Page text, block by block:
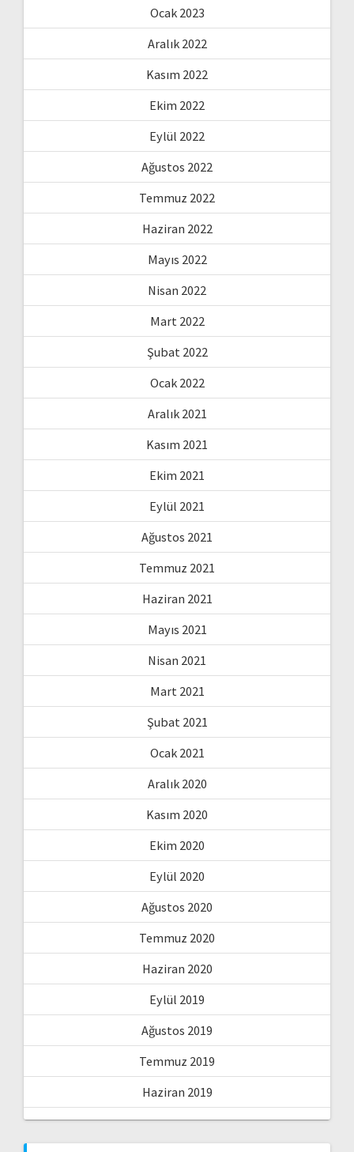
Ocak 2023
Aralık 2022
Kasım 2022
Ekim 2022
Eylül 2022
Ağustos 2022
Temmuz 2022
Haziran 2022
Mayıs 2022
Nisan 2022
Mart 2022
Şubat 2022
Ocak 2022
Aralık 2021
Kasım 2021
Ekim 2021
Eylül 2021
Ağustos 2021
Temmuz 2021
Haziran 2021
Mayıs 2021
Nisan 2021
Mart 2021
Şubat 2021
Ocak 2021
Aralık 2020
Kasım 2020
Ekim 2020
Eylül 2020
Ağustos 2020
Temmuz 2020
Haziran 2020
Eylül 2019
Ağustos 2019
Temmuz 2019
Haziran 2019